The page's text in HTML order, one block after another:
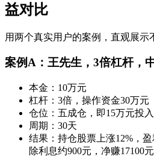
益对比
用两个真实用户的案例，直观展示
案例A：王先生，3倍杠杆，
本金：10万元
杠杆：3倍，操作资金30万元
仓位：五成仓，即15万元投
周期：30天
结果：持仓股票上涨12%，
除利息约900元，净赚17100